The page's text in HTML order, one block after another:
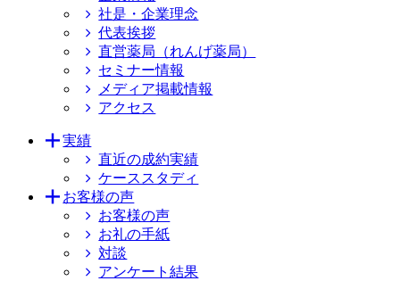
社是・企業理念
代表挨拶
直営薬局（れんげ薬局）
セミナー情報
メディア掲載情報
アクセス
実績
直近の成約実績
ケーススタディ
お客様の声
お客様の声
お礼の手紙
対談
アンケート結果